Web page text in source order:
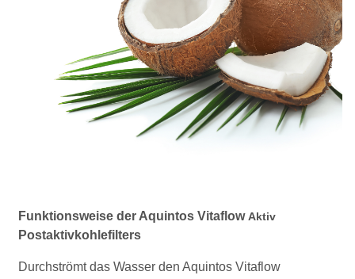
Funktionsweise der Aquintos Vitaflow Aktiv
Postaktivkohlefilters
Durchströmt das Wasser den Aquintos Vitaflow